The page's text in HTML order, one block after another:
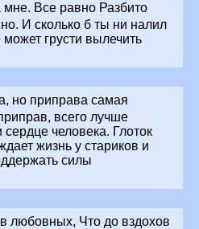
Все равно Разбито
И сколько б ты ни налил
грусти вылечить
но приправа самая
всего лучше
человека. Глоток
жизнь у стариков и
силы
любовных, Что до вздохов